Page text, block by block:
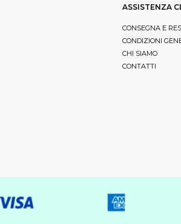
ASSISTENZA
CONSEGNA E
CONDIZIONI
CHI SIAMO
CONTATTI